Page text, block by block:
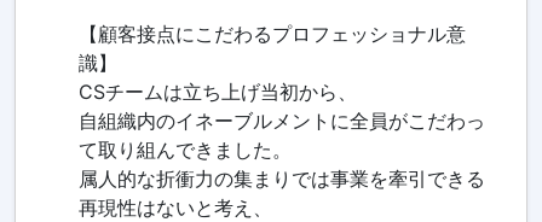
【顧客接点にこだわるプロフェッショナル意
識】
CSチームは立ち上げ当初から、
自組織内のイネーブルメントに全員がこだわっ
て取り組んできました。
属人的な折衝力の集まりでは事業を牽引できる
再現性はないと考え、